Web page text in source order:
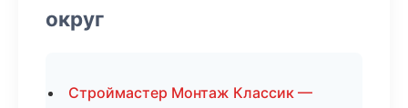
округ
Строймастер Монтаж Классик —